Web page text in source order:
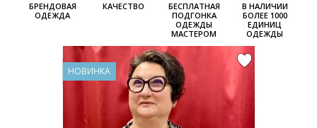
БРЕНДОВАЯ
ОДЕЖДА
КАЧЕСТВО
БЕСПЛАТНАЯ
ПОДГОНКА
ОДЕЖДЫ
МАСТЕРОМ
В НАЛИЧИИ
БОЛЕЕ 1000
ЕДИНИЦ
ОДЕЖДЫ
НОВИНКА